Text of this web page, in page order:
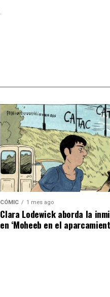
CÓMIC 1 mes ago
Clara Lodewick aborda la
en ‘Moheeb en el